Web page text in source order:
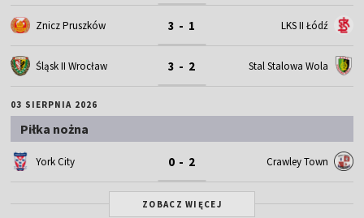
Znicz Pruszków 3 - 1 LKS II Łódź
Śląsk II Wrocław 3 - 2 Stal Stalowa Wola
03 SIERPNIA 2026
Piłka nożna
York City 0 - 2 Crawley Town
ZOBACZ WIĘCEJ